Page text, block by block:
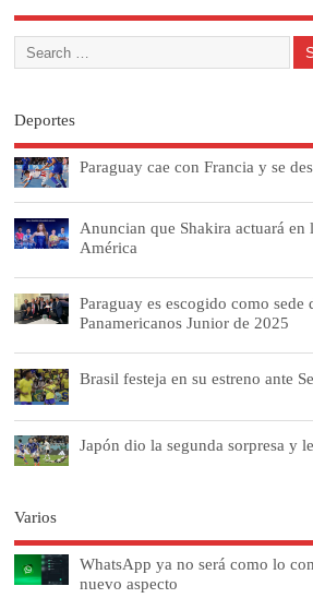
Deportes
Paraguay cae con Francia y se
Anuncian que Shakira actuará en
América
Paraguay es escogido como sede
Panamericanos Junior de 2025
Brasil festeja en su estreno ante
Japón dio la segunda sorpresa y
Varios
WhatsApp ya no será como lo
nuevo aspecto